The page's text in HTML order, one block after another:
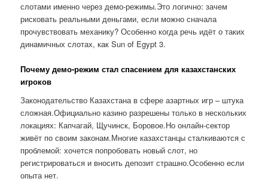
слотами именно через демо-режимы.Это логично: зачем
рисковать реальными деньгами, если можно сначала
прочувствовать механику? Особенно когда речь идёт о таких
динамичных слотах, как Sun of Egypt 3.
Почему демо-режим стал спасением для казахстанских
игроков
Законодательство Казахстана в сфере азартных игр – штука
сложная.Официально казино разрешены только в нескольких
локациях: Капчагай, Щучинск, Боровое.Но онлайн-сектор
живёт по своим законам.Многие казахстанцы сталкиваются с
проблемой: хочется попробовать новый слот, но
регистрироваться и вносить депозит страшно.Особенно если
опыта нет.